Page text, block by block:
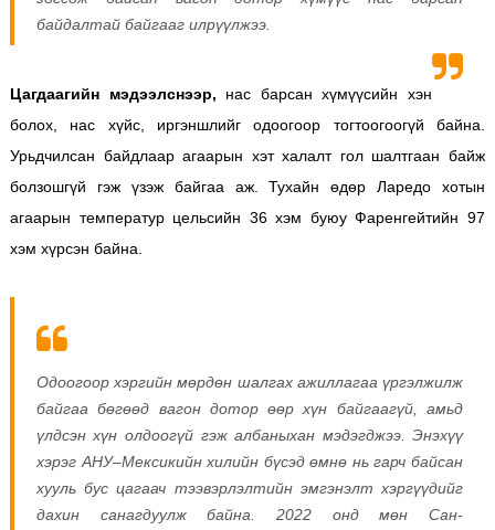
байдалтай байгааг илрүүлжээ.
Цагдаагийн мэдээлснээр, нас барсан хүмүүсийн хэн
болох, нас хүйс, иргэншлийг одоогоор тогтоогоогүй байна.
Урьдчилсан байдлаар агаарын хэт халалт гол шалтгаан байж
болзошгүй гэж үзэж байгаа аж. Тухайн өдөр Ларедо хотын
агаарын температур цельсийн 36 хэм буюу Фаренгейтийн 97
хэм хүрсэн байна.
Одоогоор хэргийн мөрдөн шалгах ажиллагаа үргэлжилж
байгаа бөгөөд вагон дотор өөр хүн байгаагүй, амьд
үлдсэн хүн олдоогүй гэж албаныхан мэдэгджээ.Энэхүү
хэрэг АНУ–Мексикийн хилийн бүсэд өмнө нь гарч байсан
хууль бус цагаач тээвэрлэлтийн эмгэнэлт хэргүүдийг
дахин санагдуулж байна. 2022 онд мөн Сан-